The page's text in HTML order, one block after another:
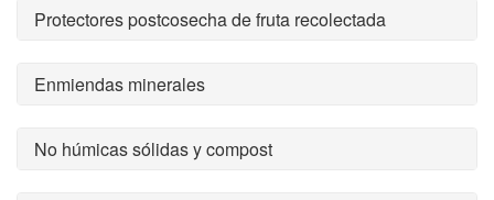
Protectores postcosecha de fruta recolectada
Enmiendas minerales
No húmicas sólidas y compost